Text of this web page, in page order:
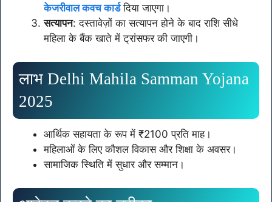
केजरीवाल कवच कार्डदिया जाएगा।
सत्यापन: दस्तावेज़ों का सत्यापन होने के बाद राशि सीधे
महिला के बैंक खाते में ट्रांसफर की जाएगी।
लाभ Delhi Mahila Samman Yojana
2025
आर्थिक सहायता के रूप में ₹2100 प्रति माह।
महिलाओं के लिए कौशल विकास और शिक्षा के अवसर।
सामाजिक स्थिति में सुधार और सम्मान।